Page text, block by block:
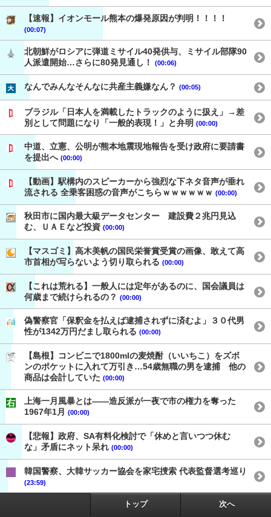
【速報】イオンモール熊本の爆発原因が判明！！！！
(00:07)
北朝鮮がロシアに弾道ミサイル40発供与、ミサイル部隊90
人派遣開始…さらに80発見通し！
(00:06)
なんでみんなそんなに共産主義嫌なん？ (00:05)
ブラジル「日本人を満載したトラックのように扱え」→差
別として問題になり「一般的表現！」と弁明 (00:00)
中道、立憲、公明が熊本地震現地報告を受け政府に要請書
を提出へ (00:00)
【動画】駅構内のスピーカーから強烈な下ネタ音声が垂れ
流される 全乗客困惑の音声がこちらｗｗｗｗｗｗ (00:00)
秋田市に国内最大級データセンター 建設費２兆円見込
む、ＵＡＥなど投資 (00:00)
【マスゴミ】高木美帆の国民栄誉賞受賞の画像、敢えて高
市首相が写らないよう切り取られる (00:00)
【これは荒れる】一般人には定年があるのに、国会議員は
何歳まで続けられるの？ (00:00)
偽警察官「保釈金を払えば逮捕されずに済むよ」３０代男
性が1342万円だまし取られる (00:00)
【島根】コンビニで1800mlの麦焼酎（いいちこ）をズボ
ンのポケットに入れて万引き…54歳無職の男を逮捕 他の
商品は会計していた (00:00)
上海一月風暴とは——造反派が一夜で市の権力を奪った
1967年1月
(00:00)
【悲報】政府、SA有料化検討で「休めと言いつつ休む
な」矛盾にネット呆れ (00:00)
韓国警察、大韓サッカー協会を家宅捜索 代表監督選考巡り
(23:59)
トップ 次へ